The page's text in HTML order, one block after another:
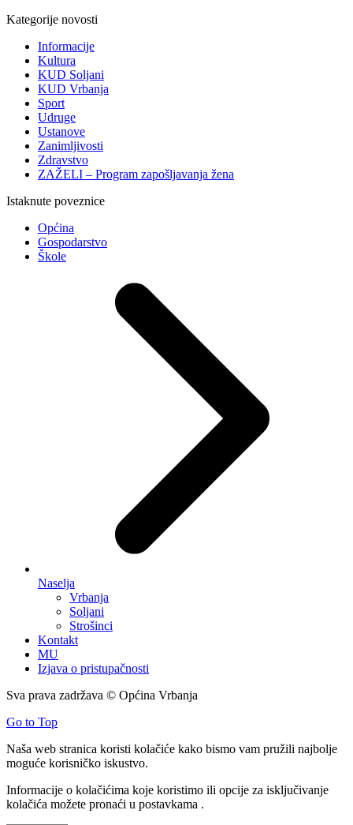
Kategorije novosti
Informacije
Kultura
KUD Soljani
KUD Vrbanja
Sport
Udruge
Ustanove
Zanimljivosti
Zdravstvo
ZAŽELI – Program zapošljavanja žena
Istaknute poveznice
Općina
Gospodarstvo
Škole
Naselja
Vrbanja
Soljani
Strošinci
Kontakt
MU
Izjava o pristupačnosti
Sva prava zadržava © Općina Vrbanja
Go to Top
Naša web stranica koristi kolačiće kako bismo vam pružili najbolje
moguće korisničko iskustvo.
Informacije o kolačićima koje koristimo ili opcije za isključivanje
kolačića možete pronaći u postavkama .